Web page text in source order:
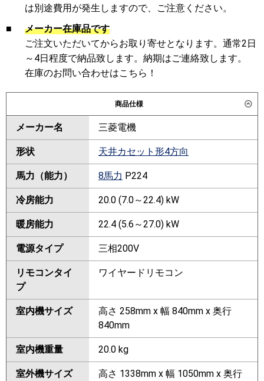
は別途費用が発生しますので、ご注意ください。
■
メーカー在庫品です
ご注文いただいてからお取り寄せとなります。通常2日
～4日程度で納品致します。納期はご連絡致します。
在庫のお問い合わせはこちら！
商品仕様
メーカー名 三菱電機
形状 天井カセット形4方向
馬力（能力） 8馬力 P224
冷房能力 20.0 (7.0～22.4) kW
暖房能力 22.4 (5.6～27.0) kW
電源タイプ 三相200V
リモコンタイ
プ
ワイヤードリモコン
室内機サイズ
高さ 258mm x 幅 840mm x 奥行
840mm
室内機重量 20.0 kg
室外機サイズ
高さ 1338mm x 幅 1050mm x 奥行